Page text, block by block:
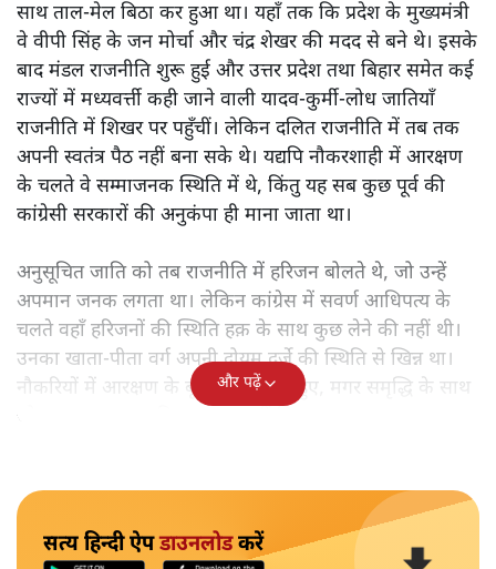
साथ ताल-मेल बिठा कर हुआ था। यहाँ तक कि प्रदेश के मुख्यमंत्री
वे वीपी सिंह के जन मोर्चा और चंद्र शेखर की मदद से बने थे। इसके
बाद मंडल राजनीति शुरू हुई और उत्तर प्रदेश तथा बिहार समेत कई
राज्यों में मध्यवर्त्ती कही जाने वाली यादव-कुर्मी-लोध जातियाँ
राजनीति में शिखर पर पहुँचीं। लेकिन दलित राजनीति में तब तक
अपनी स्वतंत्र पैठ नहीं बना सके थे। यद्यपि नौकरशाही में आरक्षण
के चलते वे सम्माजनक स्थिति में थे, किंतु यह सब कुछ पूर्व की
कांग्रेसी सरकारों की अनुकंपा ही माना जाता था।
अनुसूचित जाति को तब राजनीति में हरिजन बोलते थे, जो उन्हें
अपमान जनक लगता था। लेकिन कांग्रेस में सवर्ण आधिपत्य के
चलते वहाँ हरिजनों की स्थिति हक़ के साथ कुछ लेने की नहीं थी।
उनका खाता-पीता वर्ग अपनी दोयम दर्जे की स्थिति से खिन्न था।
नौकरियों में आरक्षण के बूते वे समृद्ध तो हुए, मगर समृद्धि के साथ
जो आत्म-सम्मान चाहिए था, वह नहीं मिल रहा था।
और पढ़ें
सत्य हिन्दी ऐपडाउनलोडकरें